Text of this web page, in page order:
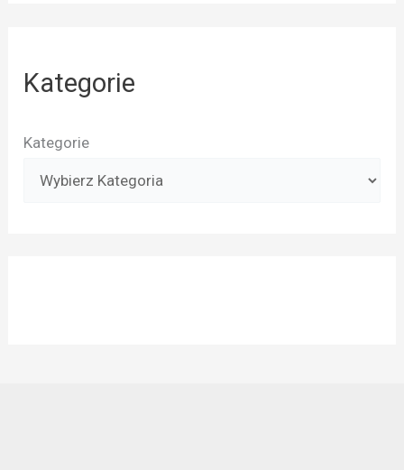
Kategorie
Kategorie